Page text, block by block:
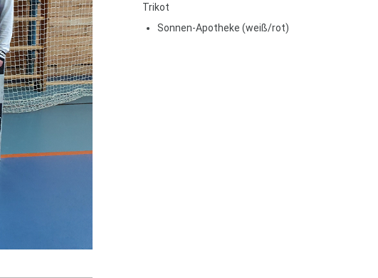
Trikot
Sonnen-Apotheke (weiß/rot)